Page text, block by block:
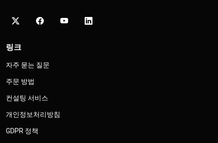
링크
자주 묻는 질문
주문 방법
컨설팅 서비스
개인정보처리방침
GDPR 정책